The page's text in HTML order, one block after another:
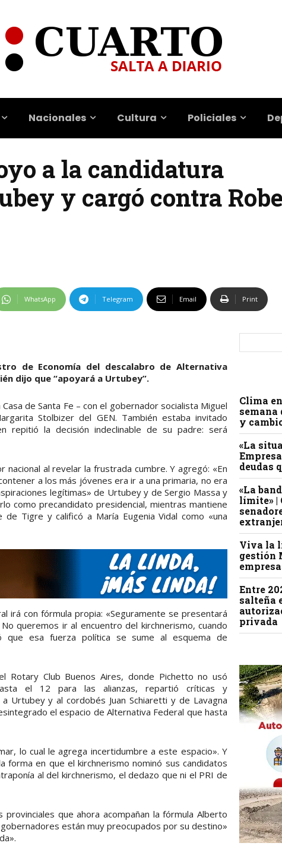
Nacionales Cultura Policiales
a la candidatura
y cargó contra
WhatsApp Telegram Email Print
de Economía del descalabro de Alternativa
dijo que “apoyará a Urtubey”.
de Santa Fe – con el gobernador socialista Miguel
Stolbizer del GEN. También estaba invitado
repitió la decisión indeclinable de su padre: será
al revelar la frustrada cumbre. Y agregó: «En
a los más jóvenes era ir a una primaria, no era
legítimas» de Urtubey y de Sergio Massa y
como precandidato presidencial, mientras mantiene
Tigre y calificó a María Eugenia Vidal como «una
irá con fórmula propia: «Seguramente se presentará
queremos ir al encuentro del kirchnerismo, cuando
que esa fuerza política se sume al esquema de
Rotary Club Buenos Aires, donde Pichetto no usó
el 12 para las alianzas, repartió críticas y
Urtubey y al cordobés Juan Schiaretti y de Lavagna
el espacio de Alternativa Federal que hasta
lo cual le agrega incertidumbre a este espacio». Y
forma en que el kirchnerismo nominó sus candidatos
al del kirchnerismo, el dedazo que ni el PRI de
que ahora acompañan la fórmula Alberto
están muy preocupados por su destino»
Clima
semana
y
«La
deudas
«La
límite» |
Viva la
gestión
Entre
salteña
privada